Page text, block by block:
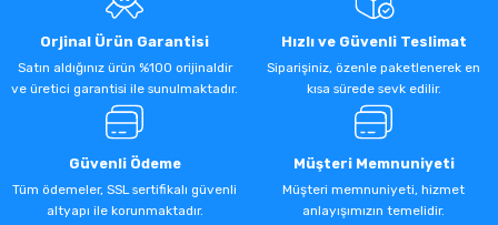
Orjinal Ürün Garantisi
Satın aldığınız ürün %100 orijinaldir
ve üretici garantisi ile sunulmaktadır.
Hızlı ve Güvenli Teslimat
Siparişiniz, özenle paketlenerek en
kısa sürede sevk edilir.
Güvenli Ödeme
Tüm ödemeler, SSL sertifikalı güvenli
altyapı ile korunmaktadır.
Müşteri Memnuniyeti
Müşteri memnuniyeti, hizmet
anlayışımızın temelidir.